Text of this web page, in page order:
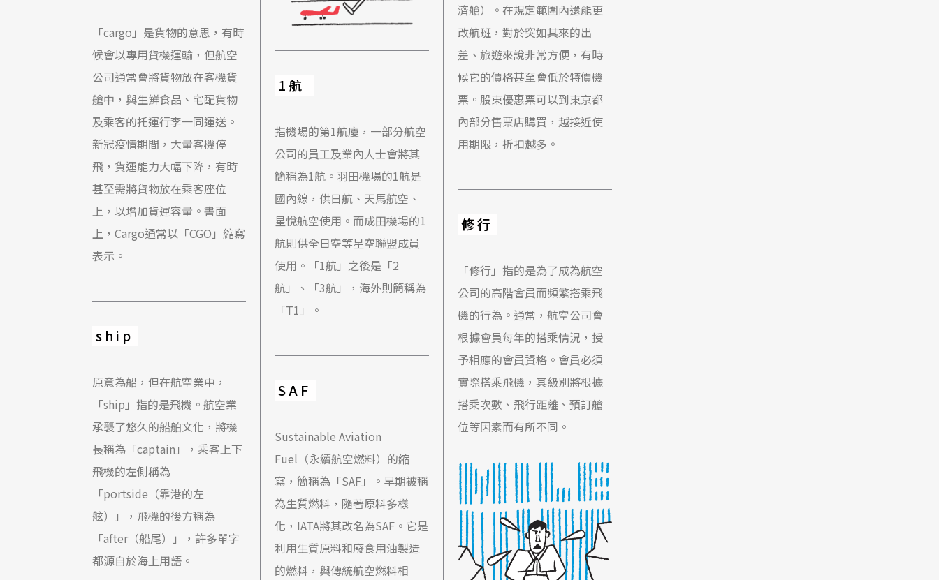
「cargo」是貨物的意思，有時
候會以專用貨機運輸，但航空
公司通常會將貨物放在客機貨
艙中，與生鮮食品、宅配貨物
及乘客的托運行李一同運送。
新冠疫情期間，大量客機停
飛，貨運能力大幅下降，有時
甚至需將貨物放在乘客座位
上，以增加貨運容量。書面
上，Cargo通常以「CGO」縮寫
表示。
ship
原意為船，但在航空業中，
「ship」指的是飛機。航空業
承襲了悠久的船舶文化，將機
長稱為「captain」，乘客上下
飛機的左側稱為
「portside（靠港的左
舷）」，飛機的後方稱為
「after（船尾）」，許多單字
都源自於海上用語。
1航
指機場的第1航廈，一部分航空
公司的員工及業內人士會將其
簡稱為1航。羽田機場的1航是
國內線，供日航、天馬航空、
星悅航空使用。而成田機場的1
航則供全日空等星空聯盟成員
使用。「1航」之後是「2
航」、「3航」，海外則簡稱為
「T1」。
SAF
Sustainable Aviation
Fuel（永續航空燃料）的縮
寫，簡稱為「SAF」。早期被稱
為生質燃料，隨著原料多樣
化，IATA將其改名為SAF。它是
利用生質原料和廢食用油製造
的燃料，與傳統航空燃料相
濟艙）。在規定範圍內還能更
改航班，對於突如其來的出
差、旅遊來說非常方便，有時
候它的價格甚至會低於特價機
票。股東優惠票可以到東京都
內部分售票店購買，越接近使
用期限，折扣越多。
修行
「修行」指的是為了成為航空
公司的高階會員而頻繁搭乘飛
機的行為。通常，航空公司會
根據會員每年的搭乘情況，授
予相應的會員資格。會員必須
實際搭乘飛機，其級別將根據
搭乘次數、飛行距離、預訂艙
位等因素而有所不同。